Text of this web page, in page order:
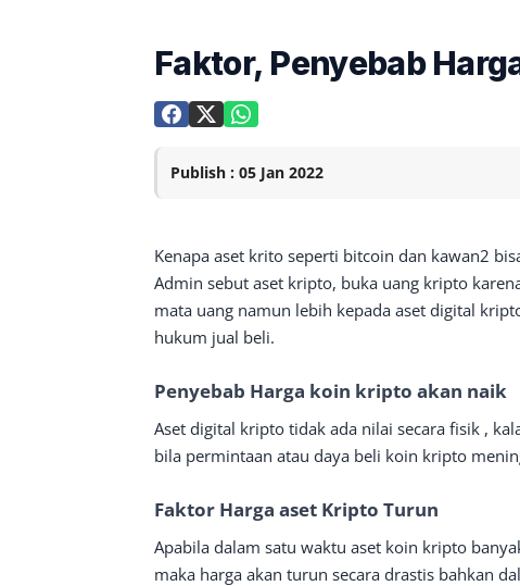
Faktor, Penyebab
Publish : 05 Jan 2022
Kenapa aset krito seperti bitcoin dan kawan2
Admin sebut aset kripto, buka uang kripto
mata uang namun lebih kepada aset digital
hukum jual beli.
Penyebab Harga koin kripto akan naik
Aset digital kripto tidak ada nilai secara fisik ,
bila permintaan atau daya beli koin kripto
Faktor Harga aset Kripto Turun
Apabila dalam satu waktu aset koin kripto
maka harga akan turun secara drastis bahkan